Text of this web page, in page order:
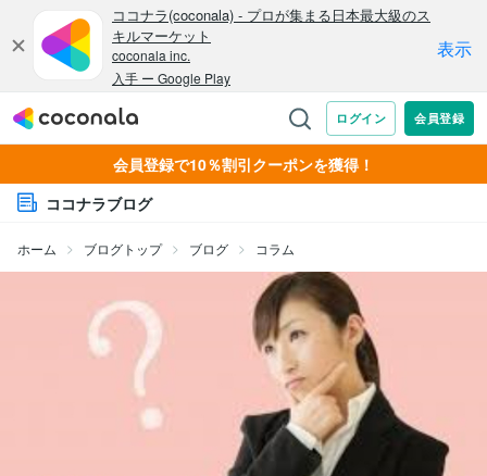
会員登録で10％割引クーポンを獲得！
ココナラブログ
ホーム ブログトップ ブログ コラム